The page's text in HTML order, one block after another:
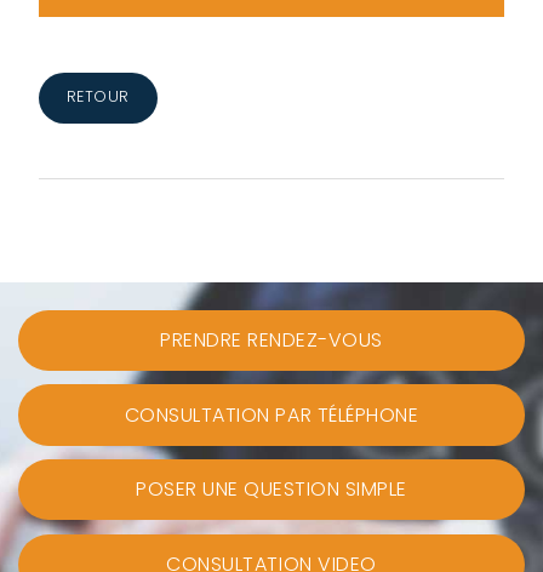
RETOUR
PRENDRE RENDEZ-VOUS
CONSULTATION PAR TÉLÉPHONE
POSER UNE QUESTION SIMPLE
CONSULTATION VIDEO